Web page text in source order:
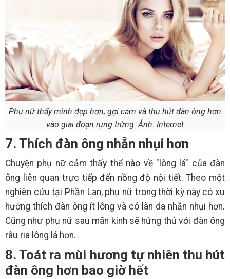
Phụ nữ thấy mình đẹp hơn, gợi cảm và thu hút đàn ông hơn
vào giai đoạn rụng trứng. Ảnh: Internet
7. Thích đàn ông nhẵn nhụi hơn
Chuyện phụ nữ cảm thấy thế nào về "lông lá" của đàn
ông liên quan trực tiếp đến nồng độ nội tiết. Theo một
nghiên cứu tại Phần Lan, phụ nữ trong thời kỳ này có xu
hướng thích đàn ông ít lông và có làn da nhẵn nhụi hơn.
Cũng như phụ nữ sau mãn kinh sẽ hứng thú với đàn ông
râu ria lông lá hơn.
8. Toát ra mùi hương tự nhiên thu hút
đàn ông hơn bao giờ hết